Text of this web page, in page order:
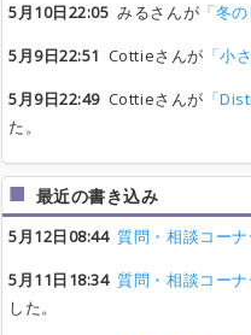
5月10日22:05 みるさんが 「冬の
5月9日22:51 Cottieさんが 「小
5月9日22:49Cottieさんが 「
た。
最近の書き込み
5月12日08:44 質問・相談コーナ
5月11日18:34 質問・相談コーナ
した。